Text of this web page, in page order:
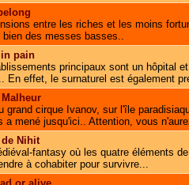
entre les riches et les moins
des messes basses..
pain
principaux sont un hôpital
En effet, le surnaturel est également
grand cirque Ivanov, sur l'île
a mené jusqu'ici.. Attention, vous
Nihit
fantasy où les quatre éléments
à cohabiter pour survivre...